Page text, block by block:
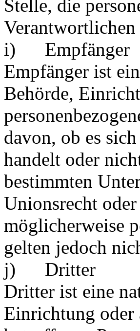
Stelle, die
i) Empfänger
Empfänger ist
Behörde,
davon, ob es
handelt oder
bestimmten
Unionsrecht
möglicherweise
gelten jedoch
j) Dritter
Dritter ist eine
Einrichtung oder